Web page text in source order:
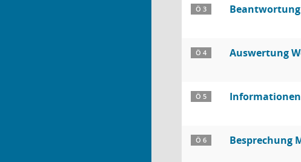
Ö 3
Ö 4 Auswertung
Ö 5
Ö 6 Besprechung